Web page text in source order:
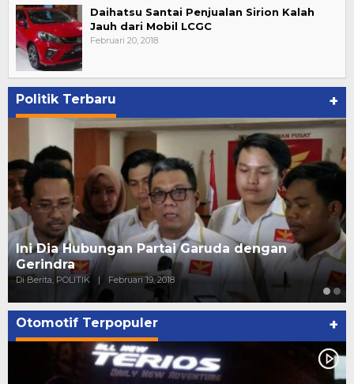
Daihatsu Santai Penjualan Sirion Kalah
Jauh dari Mobil LCGC
Februari 20, 2018
Politik Terbaru +
Strategi PPP Menangkan Duet Ganjar dan Gus
Yasin
Di Berita, POLITIK | Februari 19, 2018
Otomotif Terpopuler +